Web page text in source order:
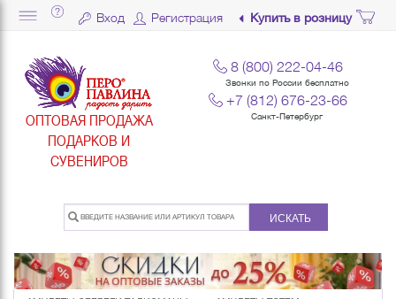
Вход Регистрация Купить в розницу
ОПТОВАЯ ПРОДАЖА
ПОДАРКОВ И
СУВЕНИРОВ
8 (800) 222-04-46
Звонки по России бесплатно
+7 (812) 676-23-66
Санкт-Петербург
ИСКАТЬ